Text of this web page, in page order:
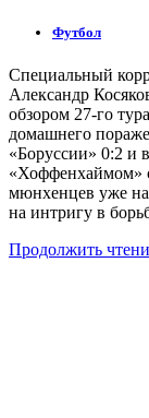
Футбол
Специальный
Александр
обзором 27-го
домашнего
«Боруссии» 0:2 и
«Хоффенхаймом»
мюнхенцев уже на
на интригу в
Продолжить